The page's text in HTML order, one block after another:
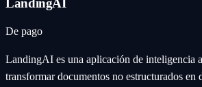
De pago
LandingAI es una aplicación de inteligencia
transformar documentos no estructurados en